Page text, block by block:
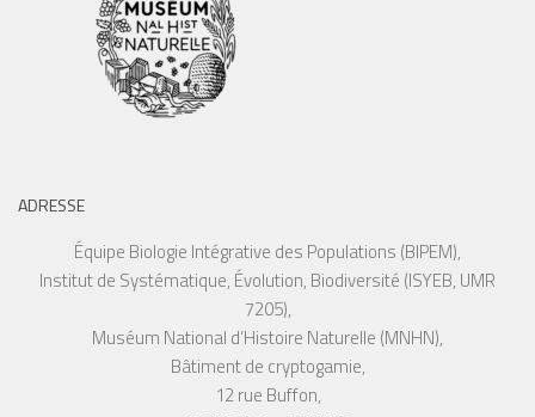
ADRESSE
Équipe Biologie Intégrative des Populations (BIPEM),
Institut de Systématique, Évolution, Biodiversité (ISYEB, UMR
7205),
Muséum National d’Histoire Naturelle (MNHN),
Bâtiment de cryptogamie,
12 rue Buffon,